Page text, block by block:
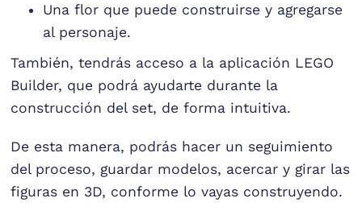
Una flor que puede construirse y agregarse
al personaje.
También, tendrás acceso a la aplicación LEGO
Builder, que podrá ayudarte durante la
construcción del set, de forma intuitiva.
De esta manera, podrás hacer un seguimiento
del proceso, guardar modelos, acercar y girar las
figuras en 3D, conforme lo vayas construyendo.